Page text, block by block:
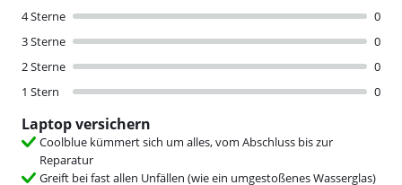
4 Sterne
0
3 Sterne
0
2 Sterne
0
1 Stern
0
Laptop versichern
Coolblue kümmert sich um alles, vom Abschluss bis zur
Reparatur
Greift bei fast allen Unfällen (wie ein umgestoßenes Wasserglas)